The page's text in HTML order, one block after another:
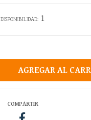
DISPONIBILIDAD: 1
COMPARTIR